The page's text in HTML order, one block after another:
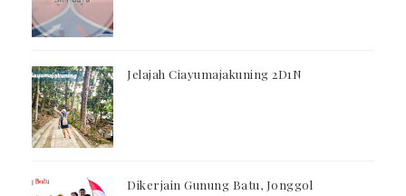
Jelajah Ciayumajakuning 2D1N
Dikerjain Gunung Batu, Jonggol